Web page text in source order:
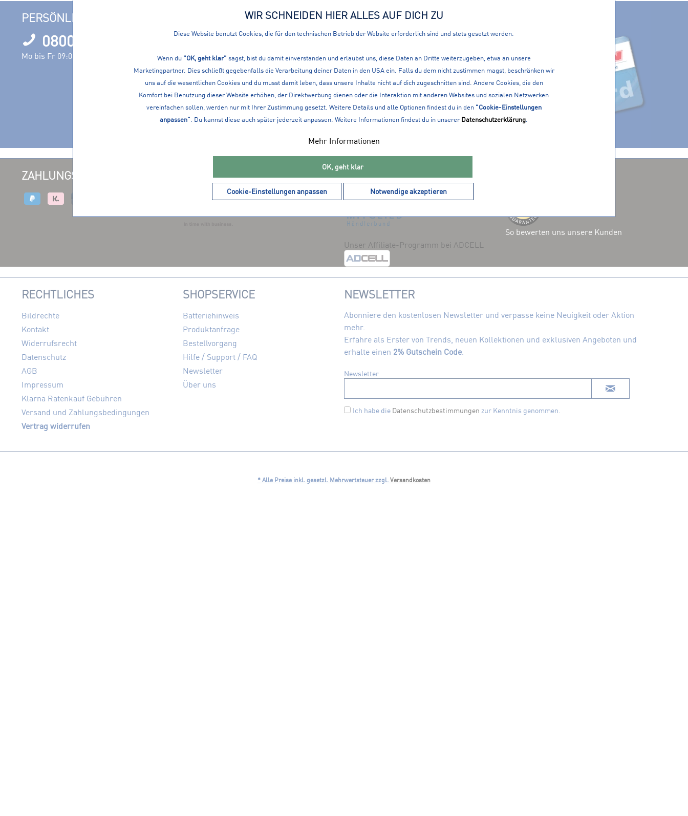
PERSÖNLICHE BERATUNG
0800 1000120
Mo bis Fr 09:00 – 17:00 Uhr
INFORMATIONEN
Filialen
Öffnungszeiten
Nachhaltigkeit
Events
Jobs
Servicevielfalt
Vereine
360° SERVICE
LOKAL, IM WEB ALS APP!
ZAHLUNGSARTEN VERSANDDIENSTLEISTER MITGLIEDSCHAFTEN
Unser Affiliate-Programm bei ADCELL
So bewerten uns unsere Kunden
RECHTLICHES
Bildrechte
Kontakt
Widerrufsrecht
Datenschutz
AGB
Impressum
Klarna Ratenkauf Gebühren
Versand und Zahlungsbedingungen
Vertrag widerrufen
SHOPSERVICE
Batteriehinweis
Produktanfrage
Bestellvorgang
Hilfe / Support / FAQ
Newsletter
Über uns
NEWSLETTER
Abonniere den kostenlosen Newsletter und verpasse keine Neuigkeit oder Aktion
mehr.
Erfahre als Erster von Trends, neuen Kollektionen und exklusiven Angeboten und
erhalte einen 2% Gutschein Code.
Newsletter
Ich habe die Datenschutzbestimmungen zur Kenntnis genommen.
* Alle Preise inkl. gesetzl. Mehrwertsteuer zzgl. Versandkosten
WIR SCHNEIDEN HIER ALLES AUF DICH ZU
Diese Website benutzt Cookies, die für den technischen Betrieb der Website erforderlich sind und stets gesetzt werden.
Wenn du "OK, geht klar" sagst, bist du damit einverstanden und erlaubst uns, diese Daten an Dritte weiterzugeben, etwa an unsere
Marketingpartner. Dies schließt gegebenfalls die Verarbeitung deiner Daten in den USA ein. Falls du dem nicht zustimmen magst, beschränken wir
uns auf die wesentlichen Cookies und du musst damit leben, dass unsere Inhalte nicht auf dich zugeschnitten sind. Andere Cookies, die den
Komfort bei Benutzung dieser Website erhöhen, der Direktwerbung dienen oder die Interaktion mit anderen Websites und sozialen Netzwerken
vereinfachen sollen, werden nur mit Ihrer Zustimmung gesetzt. Weitere Details und alle Optionen findest du in den "Cookie-Einstellungen
anpassen" . Du kannst diese auch später jederzeit anpassen. Weitere Informationen findest du in unsererDatenschutzerklärung
Mehr Informationen
OK, geht klar
Cookie-Einstellungen anpassen Notwendige akzeptieren